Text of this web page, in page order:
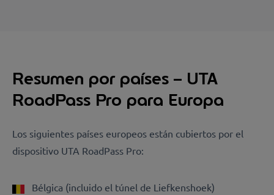
Resumen por países – UTA
RoadPass Pro para Europa
Los siguientes países europeos están cubiertos por el
dispositivo UTA RoadPass Pro:
Bélgica (incluido el túnel de Liefkenshoek)